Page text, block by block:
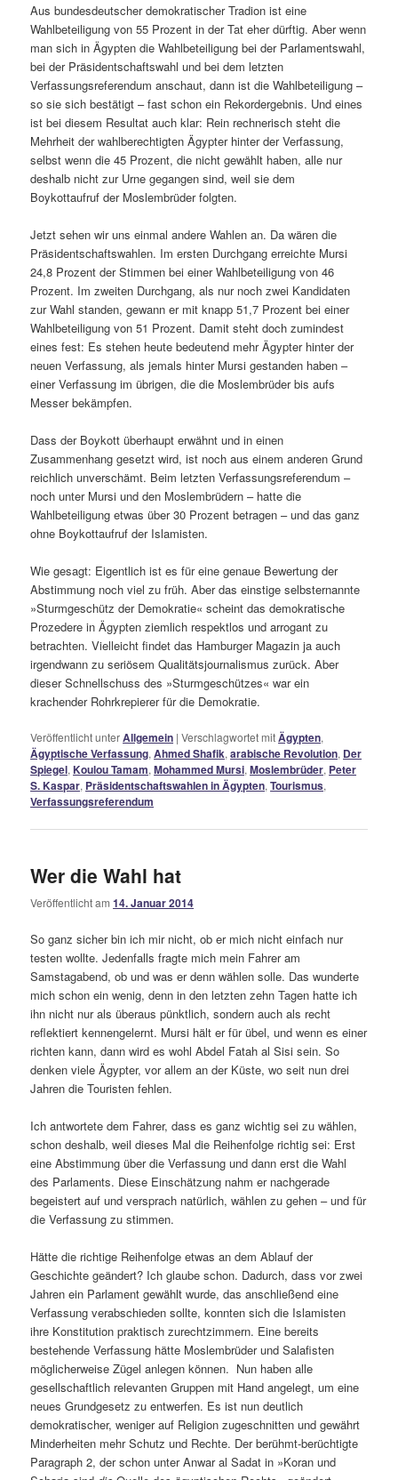
Aus bundesdeutscher demokratischer Tradion ist eine
Wahlbeteiligung von 55 Prozent in der Tat eher dürftig. Aber wenn
man sich in Ägypten die Wahlbeteiligung bei der Parlamentswahl,
bei der Präsidentschaftswahl und bei dem letzten
Verfassungsreferendum anschaut, dann ist die Wahlbeteiligung –
so sie sich bestätigt – fast schon ein Rekordergebnis. Und eines
ist bei diesem Resultat auch klar: Rein rechnerisch steht die
Mehrheit der wahlberechtigten Ägypter hinter der Verfassung,
selbst wenn die 45 Prozent, die nicht gewählt haben, alle nur
deshalb nicht zur Urne gegangen sind, weil sie dem
Boykottaufruf der Moslembrüder folgten.
Jetzt sehen wir uns einmal andere Wahlen an. Da wären die
Präsidentschaftswahlen. Im ersten Durchgang erreichte Mursi
24,8 Prozent der Stimmen bei einer Wahlbeteiligung von 46
Prozent. Im zweiten Durchgang, als nur noch zwei Kandidaten
zur Wahl standen, gewann er mit knapp 51,7 Prozent bei einer
Wahlbeteiligung von 51 Prozent. Damit steht doch zumindest
eines fest: Es stehen heute bedeutend mehr Ägypter hinter der
neuen Verfassung, als jemals hinter Mursi gestanden haben –
einer Verfassung im übrigen, die die Moslembrüder bis aufs
Messer bekämpfen.
Dass der Boykott überhaupt erwähnt und in einen
Zusammenhang gesetzt wird, ist noch aus einem anderen Grund
reichlich unverschämt. Beim letzten Verfassungsreferendum –
noch unter Mursi und den Moslembrüdern – hatte die
Wahlbeteiligung etwas über 30 Prozent betragen – und das ganz
ohne Boykottaufruf der Islamisten.
Wie gesagt: Eigentlich ist es für eine genaue Bewertung der
Abstimmung noch viel zu früh. Aber das einstige selbsternannte
»Sturmgeschütz der Demokratie« scheint das demokratische
Prozedere in Ägypten ziemlich respektlos und arrogant zu
betrachten. Vielleicht findet das Hamburger Magazin ja auch
irgendwann zu seriösem Qualitätsjournalismus zurück. Aber
dieser Schnellschuss des »Sturmgeschützes« war ein
krachender Rohrkrepierer für die Demokratie.
Veröffentlicht unterAllgemein |Verschlagwortet mitÄgypten,
Ägyptische Verfassung,Ahmed Shafik,arabische Revolution, Der
Spiegel,Koulou Tamam,Mohammed Mursi,Moslembrüder, Peter
S. Kaspar, Präsidentschaftswahlen in Ägypten,Tourismus,
Verfassungsreferendum
Wer die Wahl hat
Veröffentlicht am14. Januar 2014
So ganz sicher bin ich mir nicht, ob er mich nicht einfach nur
testen wollte. Jedenfalls fragte mich mein Fahrer am
Samstagabend, ob und was er denn wählen solle. Das wunderte
mich schon ein wenig, denn in den letzten zehn Tagen hatte ich
ihn nicht nur als überaus pünktlich, sondern auch als recht
reflektiert kennengelernt. Mursi hält er für übel, und wenn es einer
richten kann, dann wird es wohl Abdel Fatah al Sisi sein. So
denken viele Ägypter, vor allem an der Küste, wo seit nun drei
Jahren die Touristen fehlen.
Ich antwortete dem Fahrer, dass es ganz wichtig sei zu wählen,
schon deshalb, weil dieses Mal die Reihenfolge richtig sei: Erst
eine Abstimmung über die Verfassung und dann erst die Wahl
des Parlaments. Diese Einschätzung nahm er nachgerade
begeistert auf und versprach natürlich, wählen zu gehen – und für
die Verfassung zu stimmen.
Hätte die richtige Reihenfolge etwas an dem Ablauf der
Geschichte geändert? Ich glaube schon. Dadurch, dass vor zwei
Jahren ein Parlament gewählt wurde, das anschließend eine
Verfassung verabschieden sollte, konnten sich die Islamisten
ihre Konstitution praktisch zurechtzimmern. Eine bereits
bestehende Verfassung hätte Moslembrüder und Salafisten
möglicherweise Zügel anlegen können. Nun haben alle
gesellschaftlich relevanten Gruppen mit Hand angelegt, um eine
neues Grundgesetz zu entwerfen. Es ist nun deutlich
demokratischer, weniger auf Religion zugeschnitten und gewährt
Minderheiten mehr Schutz und Rechte. Der berühmt-berüchtigte
Paragraph 2, der schon unter Anwar al Sadat in »Koran und